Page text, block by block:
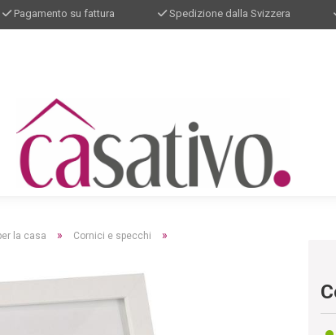
Pagamento su fattura Spedizione dalla Svizzera
la casa » Cornici e specchi »